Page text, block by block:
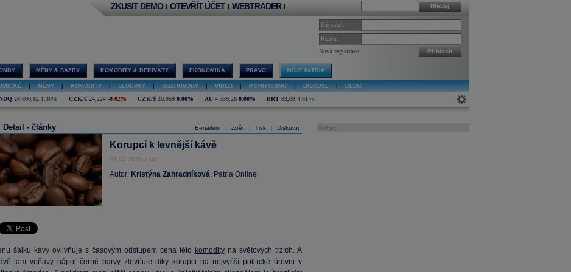
Hledej
ZKUSIT DEMO | OTEVŘÍT ÚČET | WEBTRADER |
Uživatel:
Heslo:
Nová registrace Přihlásit
MĚNY & SAZBY KOMODITY & DERIVÁTY EKONOMIKA PRÁVO MOJE PATRIA
MĚNY KOMODITY SLOUPKY ROZHOVORY VIDEO MONITORING DISKUSE BLOG
26 690,62 1,30% CZK/€ 24,224 -0,02% CZK/$ 20,959 0,00% AU 4 339,26 0,00% BRT 83,08 4,61%
E-mailem Zpět Tisk Diskutuj
Detail - články
Korupcí k levnější kávě
31.03.2015 7:00
Autor: Kristýna Zahradníková, Patria Online
šálku kávy ovlivňuje s časovým odstupem cena této komodityna světových trzích. A
tam voňavý nápoj černé barvy zlevňuje díky korupci na nejvyšší politické úrovni v
Reklama